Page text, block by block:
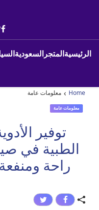
Main Navigation
الرئيسيةالمتجرالسعودية
Home
› معلومات عامة
معلومات عامة
توفير
الطبية في
راحة